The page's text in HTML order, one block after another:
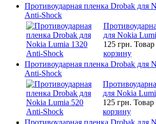
Противоударная пленка Drobak для
Anti-Shock
для Nokia
125 грн. Товар
корзину
Противоударная пленка Drobak для
Anti-Shock
для Nokia
125 грн. Товар
корзину
Противоударная пленка Drobak для